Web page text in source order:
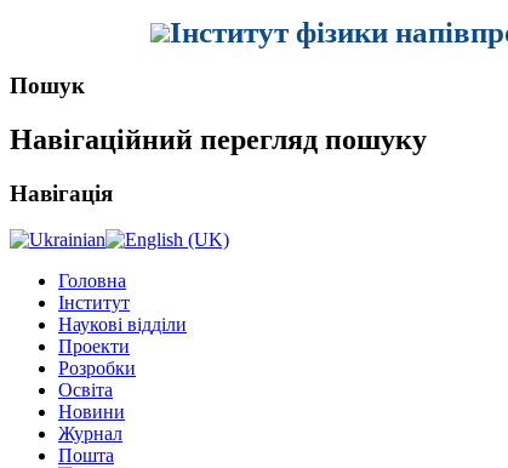
Інститут фізики
Пошук
Навігаційний перегляд пошуку
Навігація
Головна
Інститут
Наукові відділи
Проекти
Розробки
Освіта
Новини
Журнал
Пошта